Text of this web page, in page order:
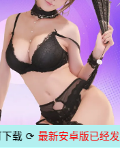
⟳ 最新安卓版已经发布无